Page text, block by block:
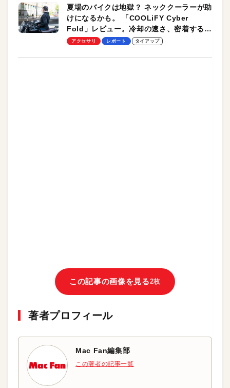
夏場のバイクは地獄？ ネッククーラーが助
けになるかも。 「COOLiFY Cyber
Fold」レビュー。冷却の速さ、密着する冷
却プレート、シンプルな操作性がグッド！
アクセサリ レポート タイアップ
この記事の画像を見る2枚
著者プロフィール
Mac Fan編集部
この著者の記事一覧